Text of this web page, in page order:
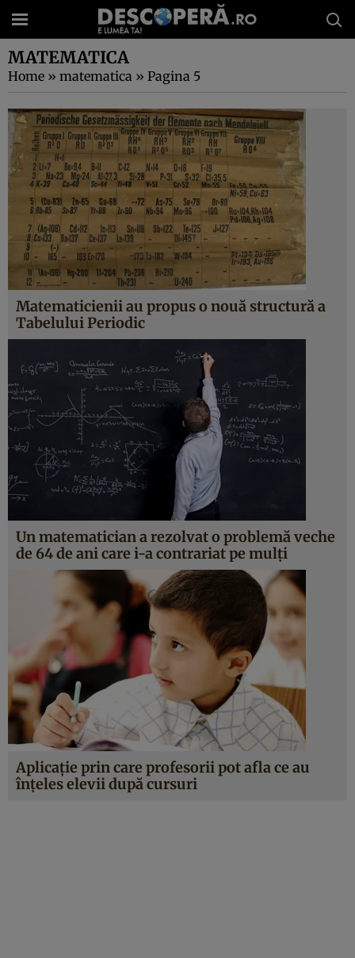
MATEMATICA
Home » matematica » Pagina 5
Matematicienii au propus o nouă structură a
Tabelului Periodic
Un matematician a rezolvat o problemă veche
de 64 de ani care i-a contrariat pe mulţi
Aplicaţie prin care profesorii pot afla ce au
înţeles elevii după cursuri